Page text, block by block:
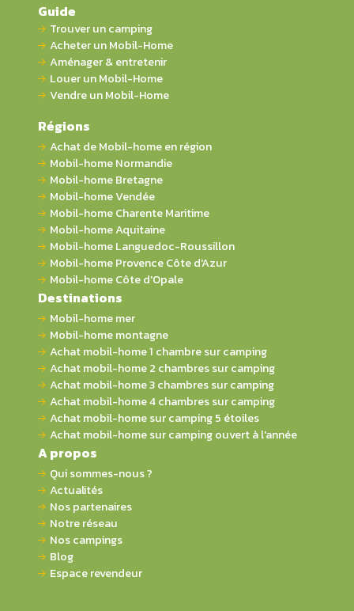
Guide
Trouver un camping
Acheter un Mobil-Home
Aménager & entretenir
Louer un Mobil-Home
Vendre un Mobil-Home
Régions
Achat de Mobil-home en région
Mobil-home Normandie
Mobil-home Bretagne
Mobil-home Vendée
Mobil-home Charente Maritime
Mobil-home Aquitaine
Mobil-home Languedoc-Roussillon
Mobil-home Provence Côte d'Azur
Mobil-home Côte d'Opale
Destinations
Mobil-home mer
Mobil-home montagne
Achat mobil-home 1 chambre sur camping
Achat mobil-home 2 chambres sur camping
Achat mobil-home 3 chambres sur camping
Achat mobil-home 4 chambres sur camping
Achat mobil-home sur camping 5 étoiles
Achat mobil-home sur camping ouvert à l'année
A propos
Qui sommes-nous ?
Actualités
Nos partenaires
Notre réseau
Nos campings
Blog
Espace revendeur